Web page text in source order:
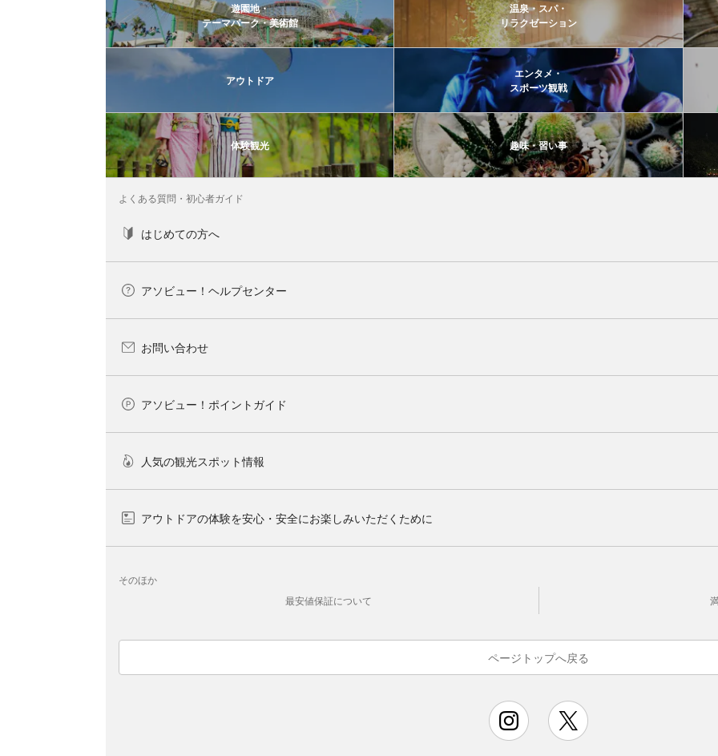
遊園地・
テーマパーク・美術館
温泉・スパ・
リラクゼーション
アウトドア
エンタメ・
スポーツ観戦
体験観光 趣味・習い事
よくある質問・初心者ガイド
はじめての方へ
アソビュー！ヘルプセンター
お問い合わせ
アソビュー！ポイントガイド
人気の観光スポット情報
アウトドアの体験を安心・安全にお楽しみいただくために
そのほか
最安値保証について
ページトップへ戻る